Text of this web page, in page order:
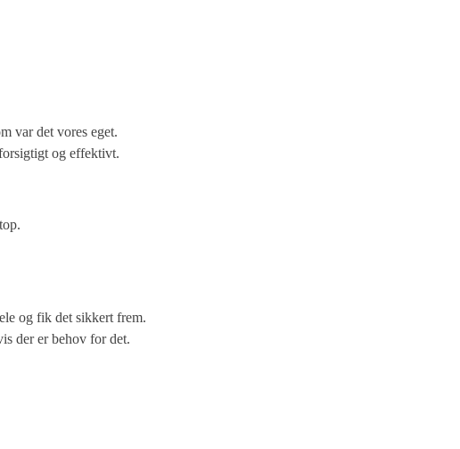
var det vores eget.
og effektivt.
og fik det sikkert frem.
der er behov for det.